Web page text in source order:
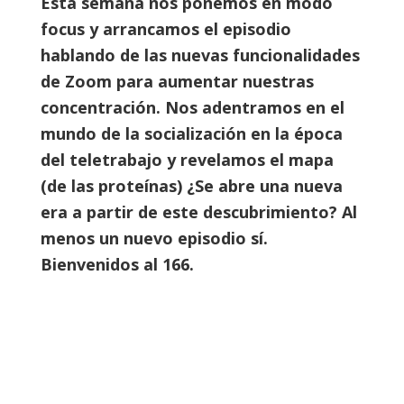
focus y arrancamos el episodio
hablando de las nuevas funcionalidades
de Zoom para aumentar nuestras
concentración. Nos adentramos en el
mundo de la socialización en la época
del teletrabajo y revelamos el mapa
(de las proteínas) ¿Se abre una nueva
era a partir de este descubrimiento? Al
menos un nuevo episodio sí.
Bienvenidos al 166.